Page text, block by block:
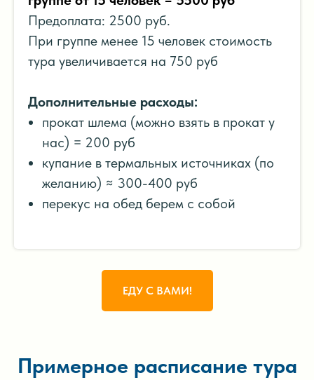
Предоплата: 2500 руб.
При группе менее 15 человек стоимость
тура увеличивается на 750 руб
Дополнительные расходы:
прокат шлема (можно взять в прокат у
нас) = 200 руб
купание в термальных источниках (по
желанию) ≈ 300-400 руб
перекус на обед берем с собой
ЕДУ С ВАМИ!
Примерное расписание тура